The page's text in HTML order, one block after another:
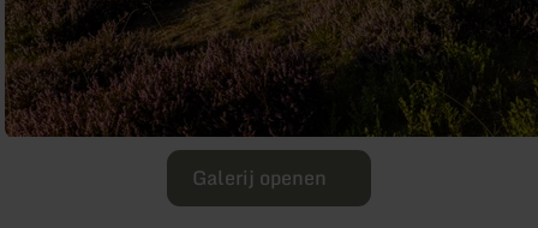
Galerij openen